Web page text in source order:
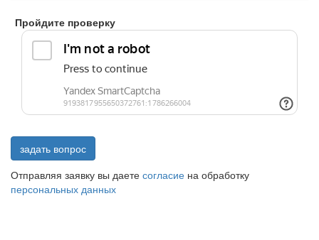
Пройдите проверку
задать вопрос
Отправляя заявку вы даете согласие на обработку
персональных данных